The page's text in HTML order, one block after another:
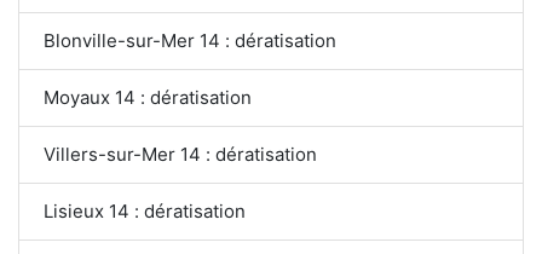
Blonville-sur-Mer 14 : dératisation
Moyaux 14 : dératisation
Villers-sur-Mer 14 : dératisation
Lisieux 14 : dératisation